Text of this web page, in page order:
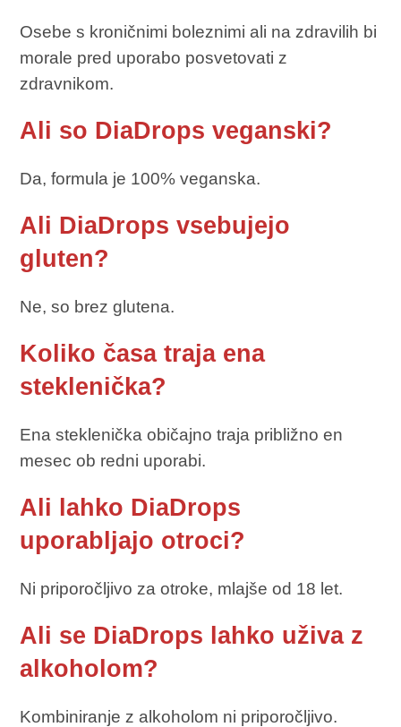
Osebe s kroničnimi boleznimi ali na zdravilih bi
morale pred uporabo posvetovati z
zdravnikom.
Ali so DiaDrops veganski?
Da, formula je 100% veganska.
Ali DiaDrops vsebujejo
gluten?
Ne, so brez glutena.
Koliko časa traja ena
steklenička?
Ena steklenička običajno traja približno en
mesec ob redni uporabi.
Ali lahko DiaDrops
uporabljajo otroci?
Ni priporočljivo za otroke, mlajše od 18 let.
Ali se DiaDrops lahko uživa z
alkoholom?
Kombiniranje z alkoholom ni priporočljivo.